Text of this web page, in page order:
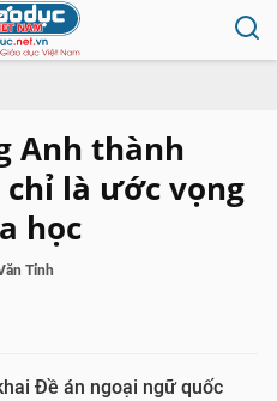
Anh thành
là ước vọng
học
Tỉnh
Đề án ngoại ngữ quốc